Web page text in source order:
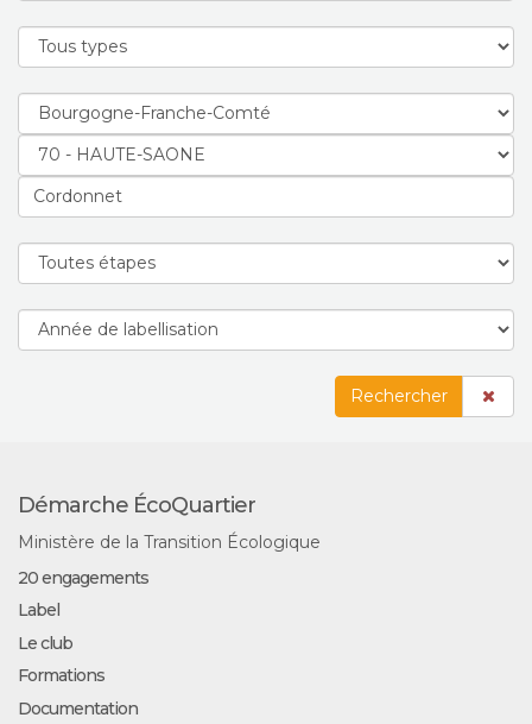
Rechercher
Démarche ÉcoQuartier
Ministère de la Transition Écologique
20 engagements
Label
Le club
Formations
Documentation